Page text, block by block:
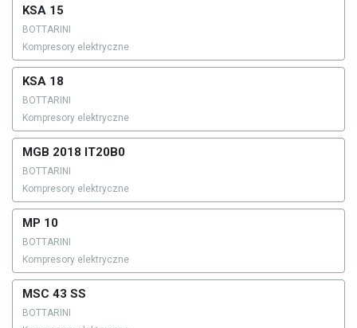
KSA 15
BOTTARINI
Kompresory elektryczne
KSA 18
BOTTARINI
Kompresory elektryczne
MGB 2018 IT20B0
BOTTARINI
Kompresory elektryczne
MP 10
BOTTARINI
Kompresory elektryczne
MSC 43 SS
BOTTARINI